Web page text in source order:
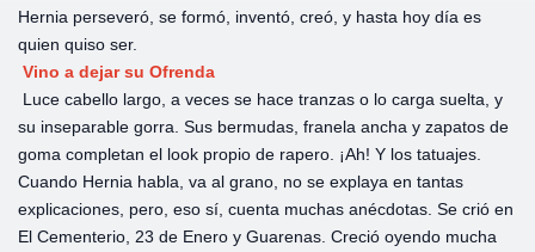
Hernia perseveró, se formó, inventó, creó, y hasta hoy día es
quien quiso ser.
Vino a dejar su Ofrenda
Luce cabello largo, a veces se hace tranzas o lo carga suelta, y
su inseparable gorra. Sus bermudas, franela ancha y zapatos de
goma completan el look propio de rapero. ¡Ah! Y los tatuajes.
Cuando Hernia habla, va al grano, no se explaya en tantas
explicaciones, pero, eso sí, cuenta muchas anécdotas. Se crió en
El Cementerio, 23 de Enero y Guarenas. Creció oyendo mucha